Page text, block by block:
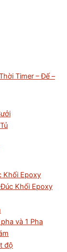
Timer – Đế –
Khối Epoxy
Khối Epoxy
và 1 Pha
độ